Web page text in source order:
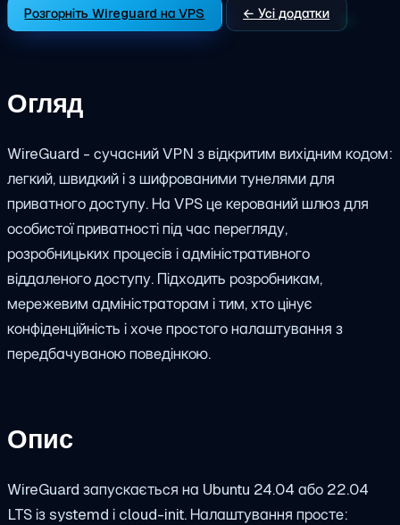
Розгорніть Wireguard на VPS ← Усі додатки
Огляд
WireGuard - сучасний VPN з відкритим вихідним кодом:
легкий, швидкий і з шифрованими тунелями для
приватного доступу. На VPS це керований шлюз для
особистої приватності під час перегляду,
розробницьких процесів і адміністративного
віддаленого доступу. Підходить розробникам,
мережевим адміністраторам і тим, хто цінує
конфіденційність і хоче простого налаштування з
передбачуваною поведінкою.
Опис
WireGuard запускається на Ubuntu 24.04 або 22.04
LTS із systemd і cloud-init. Налаштування просте: